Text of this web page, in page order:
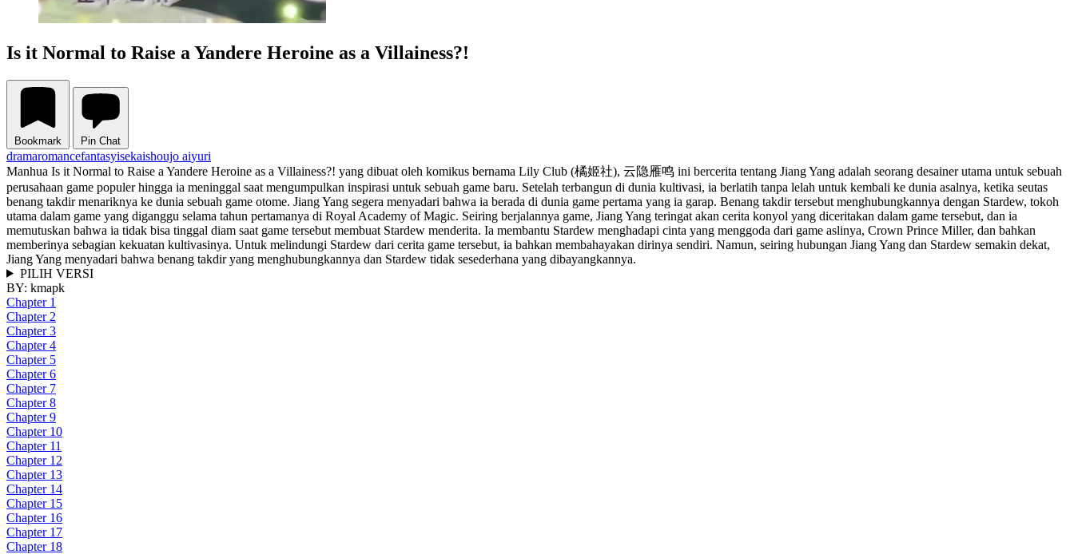
Is it Normal to Raise a Yandere Heroine as a Villainess?!
Bookmark Pin Chat
dramaromancefantasyisekaishoujo aiyuri
Manhua Is it Normal to Raise a Yandere Heroine as a Villainess?! yang dibuat oleh komikus bernama Lily Club (橘姬社), 云隐雁鸣 ini bercerita tentang Jiang Yang adalah seorang desainer utama untuk sebuah
perusahaan game populer hingga ia meninggal saat mengumpulkan inspirasi untuk sebuah game baru. Setelah terbangun di dunia kultivasi, ia berlatih tanpa lelah untuk kembali ke dunia asalnya, ketika seutas
benang takdir menariknya ke dunia sebuah game otome. Jiang Yang segera menyadari bahwa ia berada di dunia game pertama yang ia garap. Benang takdir tersebut menghubungkannya dengan Stardew, tokoh
utama dalam game yang diganggu selama tahun pertamanya di Royal Academy of Magic. Seiring berjalannya game, Jiang Yang teringat akan cerita konyol yang diceritakan dalam game tersebut, dan ia
memutuskan bahwa ia tidak bisa tinggal diam saat game tersebut membuat Stardew menderita. Ia membantu Stardew menghadapi cinta yang menggoda dari game aslinya, Crown Prince Miller, dan bahkan
memberinya sebagian kekuatan kultivasinya. Untuk melindungi Stardew dari cerita game tersebut, ia bahkan membahayakan dirinya sendiri. Namun, seiring hubungan Jiang Yang dan Stardew semakin dekat,
Jiang Yang menyadari bahwa benang takdir yang menghubungkannya dan Stardew tidak sesederhana yang dibayangkannya.
PILIH VERSI
BY: kmapk
Chapter 1
Chapter 2
Chapter 3
Chapter 4
Chapter 5
Chapter 6
Chapter 7
Chapter 8
Chapter 9
Chapter 10
Chapter 11
Chapter 12
Chapter 13
Chapter 14
Chapter 15
Chapter 16
Chapter 17
Chapter 18